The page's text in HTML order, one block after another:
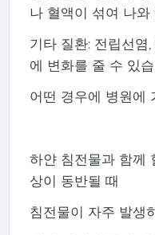
나 혈액이 섞여 나
기타 질환: 전립선염
에 변화를 줄 수 있
어떤 경우에 병원에
하얀 침전물과 함께
상이 동반될 때
침전물이 자주 발생